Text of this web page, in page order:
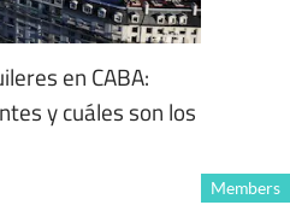
en CABA:
y cuáles son los
Members